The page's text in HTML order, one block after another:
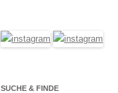
SUCHE & FINDE